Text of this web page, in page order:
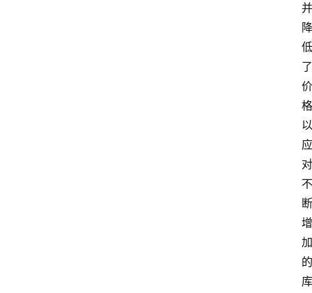
并
降
低
了
价
格
以
应
对
不
断
增
加
的
库